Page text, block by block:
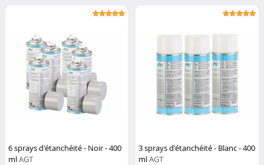
6 sprays d'étanchéité - Noir - 400
mlAGT
3 sprays d'étanchéité - Blanc - 400
mlAGT